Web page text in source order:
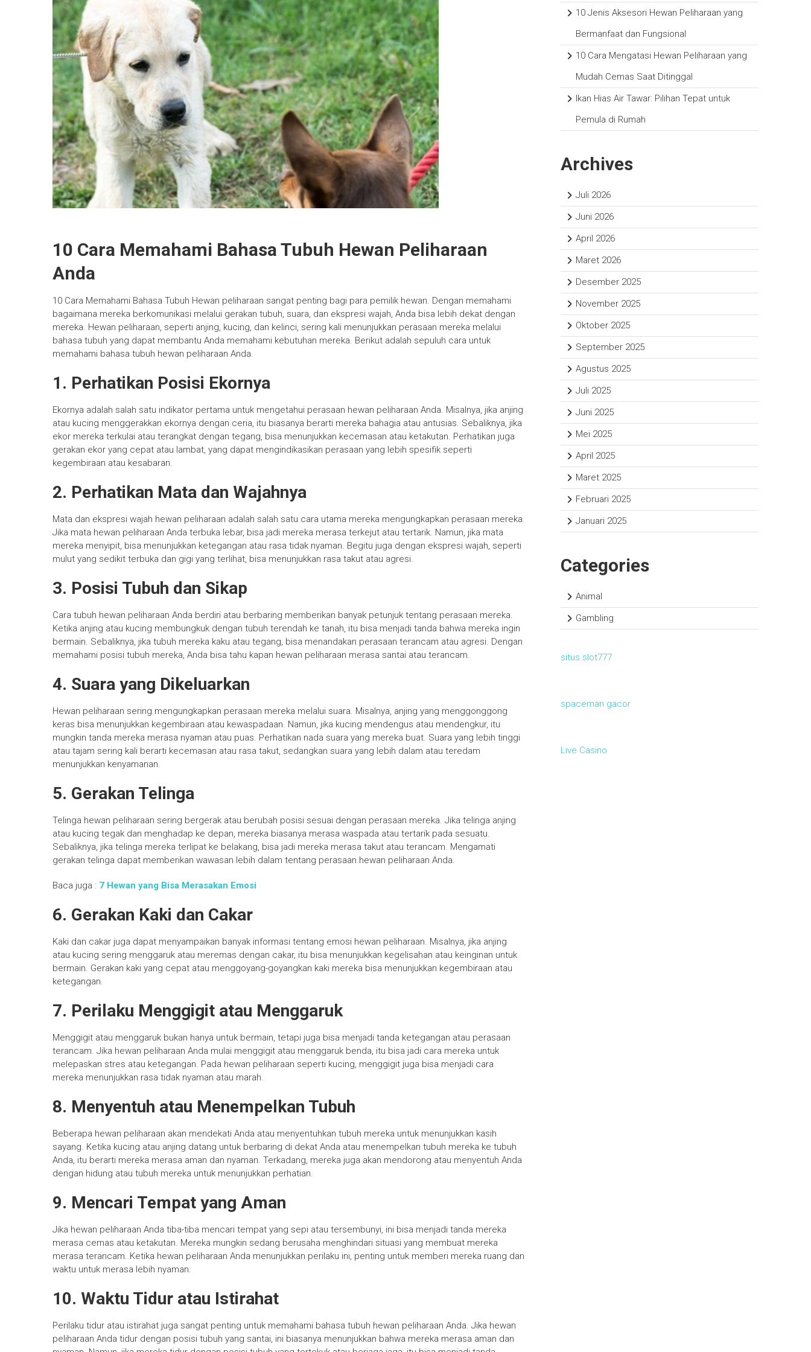
10 Cara Memahami Bahasa Tubuh Hewan Peliharaan
Anda
10 Cara Memahami Bahasa Tubuh Hewan peliharaan sangat penting bagi para pemilik hewan. Dengan memahami
bagaimana mereka berkomunikasi melalui gerakan tubuh, suara, dan ekspresi wajah, Anda bisa lebih dekat dengan
mereka. Hewan peliharaan, seperti anjing, kucing, dan kelinci, sering kali menunjukkan perasaan mereka melalui
bahasa tubuh yang dapat membantu Anda memahami kebutuhan mereka. Berikut adalah sepuluh cara untuk
memahami bahasa tubuh hewan peliharaan Anda.
1. Perhatikan Posisi Ekornya
Ekornya adalah salah satu indikator pertama untuk mengetahui perasaan hewan peliharaan Anda. Misalnya, jika anjing
atau kucing menggerakkan ekornya dengan ceria, itu biasanya berarti mereka bahagia atau antusias. Sebaliknya, jika
ekor mereka terkulai atau terangkat dengan tegang, bisa menunjukkan kecemasan atau ketakutan. Perhatikan juga
gerakan ekor yang cepat atau lambat, yang dapat mengindikasikan perasaan yang lebih spesifik seperti
kegembiraan atau kesabaran.
2. Perhatikan Mata dan Wajahnya
Mata dan ekspresi wajah hewan peliharaan adalah salah satu cara utama mereka mengungkapkan perasaan mereka.
Jika mata hewan peliharaan Anda terbuka lebar, bisa jadi mereka merasa terkejut atau tertarik. Namun, jika mata
mereka menyipit, bisa menunjukkan ketegangan atau rasa tidak nyaman. Begitu juga dengan ekspresi wajah, seperti
mulut yang sedikit terbuka dan gigi yang terlihat, bisa menunjukkan rasa takut atau agresi.
3. Posisi Tubuh dan Sikap
Cara tubuh hewan peliharaan Anda berdiri atau berbaring memberikan banyak petunjuk tentang perasaan mereka.
Ketika anjing atau kucing membungkuk dengan tubuh terendah ke tanah, itu bisa menjadi tanda bahwa mereka ingin
bermain. Sebaliknya, jika tubuh mereka kaku atau tegang, bisa menandakan perasaan terancam atau agresi. Dengan
memahami posisi tubuh mereka, Anda bisa tahu kapan hewan peliharaan merasa santai atau terancam.
4. Suara yang Dikeluarkan
Hewan peliharaan sering mengungkapkan perasaan mereka melalui suara. Misalnya, anjing yang menggonggong
keras bisa menunjukkan kegembiraan atau kewaspadaan. Namun, jika kucing mendengus atau mendengkur, itu
mungkin tanda mereka merasa nyaman atau puas. Perhatikan nada suara yang mereka buat. Suara yang lebih tinggi
atau tajam sering kali berarti kecemasan atau rasa takut, sedangkan suara yang lebih dalam atau teredam
menunjukkan kenyamanan.
5. Gerakan Telinga
Telinga hewan peliharaan sering bergerak atau berubah posisi sesuai dengan perasaan mereka. Jika telinga anjing
atau kucing tegak dan menghadap ke depan, mereka biasanya merasa waspada atau tertarik pada sesuatu.
Sebaliknya, jika telinga mereka terlipat ke belakang, bisa jadi mereka merasa takut atau terancam. Mengamati
gerakan telinga dapat memberikan wawasan lebih dalam tentang perasaan hewan peliharaan Anda.
Baca juga : 7 Hewan yang Bisa Merasakan Emosi
6. Gerakan Kaki dan Cakar
Kaki dan cakar juga dapat menyampaikan banyak informasi tentang emosi hewan peliharaan. Misalnya, jika anjing
atau kucing sering menggaruk atau meremas dengan cakar, itu bisa menunjukkan kegelisahan atau keinginan untuk
bermain. Gerakan kaki yang cepat atau menggoyang-goyangkan kaki mereka bisa menunjukkan kegembiraan atau
ketegangan.
7. Perilaku Menggigit atau Menggaruk
Menggigit atau menggaruk bukan hanya untuk bermain, tetapi juga bisa menjadi tanda ketegangan atau perasaan
terancam. Jika hewan peliharaan Anda mulai menggigit atau menggaruk benda, itu bisa jadi cara mereka untuk
melepaskan stres atau ketegangan. Pada hewan peliharaan seperti kucing, menggigit juga bisa menjadi cara
mereka menunjukkan rasa tidak nyaman atau marah.
8. Menyentuh atau Menempelkan Tubuh
Beberapa hewan peliharaan akan mendekati Anda atau menyentuhkan tubuh mereka untuk menunjukkan kasih
sayang. Ketika kucing atau anjing datang untuk berbaring di dekat Anda atau menempelkan tubuh mereka ke tubuh
Anda, itu berarti mereka merasa aman dan nyaman. Terkadang, mereka juga akan mendorong atau menyentuh Anda
dengan hidung atau tubuh mereka untuk menunjukkan perhatian.
9. Mencari Tempat yang Aman
Jika hewan peliharaan Anda tiba-tiba mencari tempat yang sepi atau tersembunyi, ini bisa menjadi tanda mereka
merasa cemas atau ketakutan. Mereka mungkin sedang berusaha menghindari situasi yang membuat mereka
merasa terancam. Ketika hewan peliharaan Anda menunjukkan perilaku ini, penting untuk memberi mereka ruang dan
waktu untuk merasa lebih nyaman.
10. Waktu Tidur atau Istirahat
Perilaku tidur atau istirahat juga sangat penting untuk memahami bahasa tubuh hewan peliharaan Anda. Jika hewan
peliharaan Anda tidur dengan posisi tubuh yang santai, ini biasanya menunjukkan bahwa mereka merasa aman dan
10 Jenis Aksesori Hewan Peliharaan yang
Bermanfaat dan Fungsional
10 Cara Mengatasi Hewan Peliharaan yang
Mudah Cemas Saat Ditinggal
Ikan Hias Air Tawar: Pilihan Tepat untuk
Pemula di Rumah
Archives
Juli 2026
Juni 2026
April 2026
Maret 2026
Desember 2025
November 2025
Oktober 2025
September 2025
Agustus 2025
Juli 2025
Juni 2025
Mei 2025
April 2025
Maret 2025
Februari 2025
Januari 2025
Categories
Animal
Gambling
situs slot777
spaceman gacor
Live Casino